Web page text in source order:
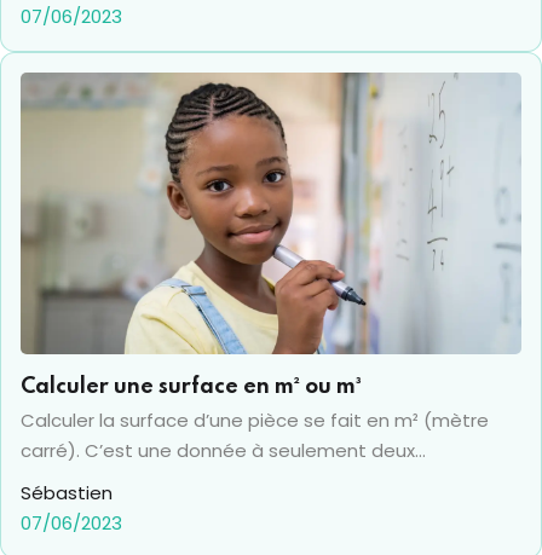
07/06/2023
Calculer une surface en m² ou m³
Calculer la surface d’une pièce se fait en m² (mètre
carré). C’est une donnée à seulement deux
dimensions qui ne prend en compte que la largeur et la
longueur. C’est le calcul simple de l’aire d’une figure
plane, sans relief. A l’inverse, le volume se calcule en m³
Sébastien
07/06/2023